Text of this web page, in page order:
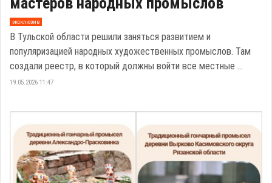
эксклюзив
В Тульской области решили заняться развитием и
популяризацией народных художественных промыслов. Там
создали реестр, в который должны войти все местные ...
19.05.2026 11:47